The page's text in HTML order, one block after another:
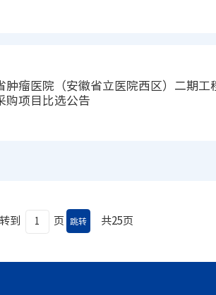
肿瘤医院（安徽省立医院西区）二期工
购项目比选公告
到 页 共25页